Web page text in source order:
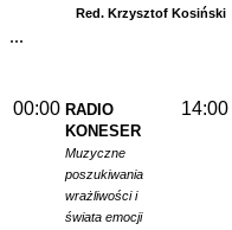
Red. Krzysztof Kosiński
...
00:00 RADIO
KONESER
Muzyczne
poszukiwania
wrażliwości i
świata emocji
14:00